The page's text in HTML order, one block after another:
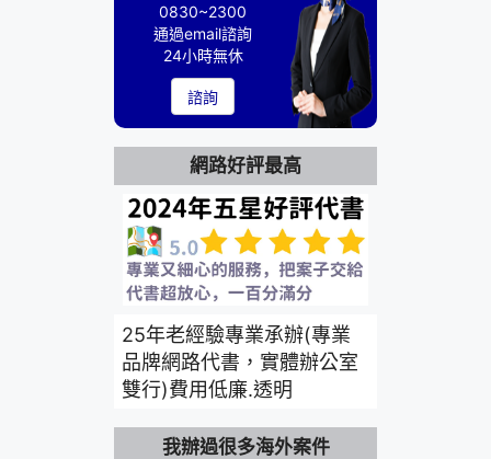
0830~2300
通過email諮詢
24小時無休
諮詢
網路好評最高
25年老經驗專業承辦(專業
品牌網路代書，實體辦公室
雙行)費用低廉.透明
我辦過很多海外案件